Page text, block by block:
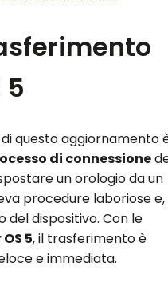
5
questo aggiornamento
di connessione
un orologio da un
procedure laboriose e,
dispositivo. Con le
5, il trasferimento è
e immediata.